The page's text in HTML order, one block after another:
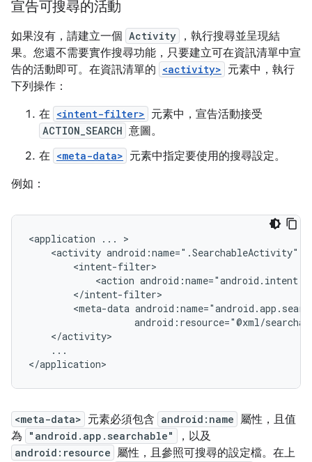
宣告可搜尋的活動
如果沒有，請建立一個 Activity
，執行搜尋並呈現結
果。您還不需要實作搜尋功能，只要建立可在資訊清單中宣
告的活動即可。在資訊清單的 <activity> 元素中，執行
下列操作：
在 <intent-filter> 元素中，宣告活動接受
ACTION_SEARCH 意圖。
在 <meta-data> 元素中指定要使用的搜尋設定。
例如：
<application ...
<activity android:name=".SearchableActivity"
<action
<meta-data
...
</application>
<meta-data> 元素必須包含 android:name 屬性，且值
為
"android.app.searchable" ，以及
android:resource 屬性，且參照可搜尋的設定檔。在上